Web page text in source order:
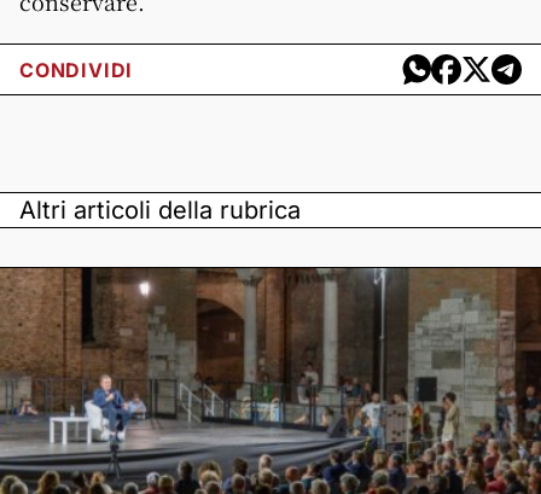
CONDIVIDI
Altri articoli della rubrica